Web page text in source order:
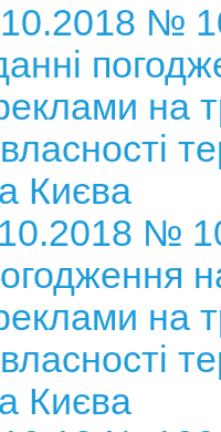
№
на
Києва
№
на
Києва